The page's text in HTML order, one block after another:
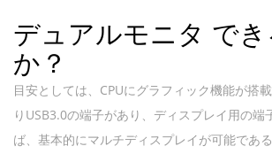
デュアルモニタ でき
か？
目安としては、CPUにグラフィック機能が搭
りUSB3.0の端子があり、ディスプレイ用の端
ば、基本的にマルチディスプレイが可能であ